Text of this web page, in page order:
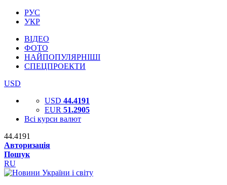
РУС
УКР
ВІДЕО
ФОТО
НАЙПОПУЛЯРНІШІ
СПЕЦПРОЕКТИ
USD
USD 44.4191
EUR 51.2905
Всі курси валют
44.4191
Авторизація
Пошук
RU